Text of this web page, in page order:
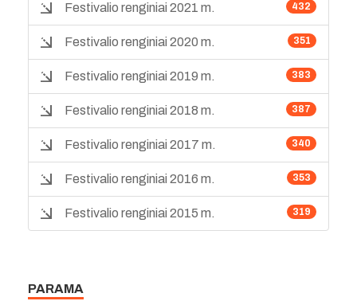
432
Festivalio renginiai 2021 m.
351
Festivalio renginiai 2020 m.
383
Festivalio renginiai 2019 m.
387
Festivalio renginiai 2018 m.
340
Festivalio renginiai 2017 m.
353
Festivalio renginiai 2016 m.
319
Festivalio renginiai 2015 m.
PARAMA